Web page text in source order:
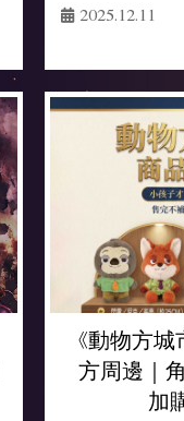
2025.12.11
《動物方
方周邊｜
加